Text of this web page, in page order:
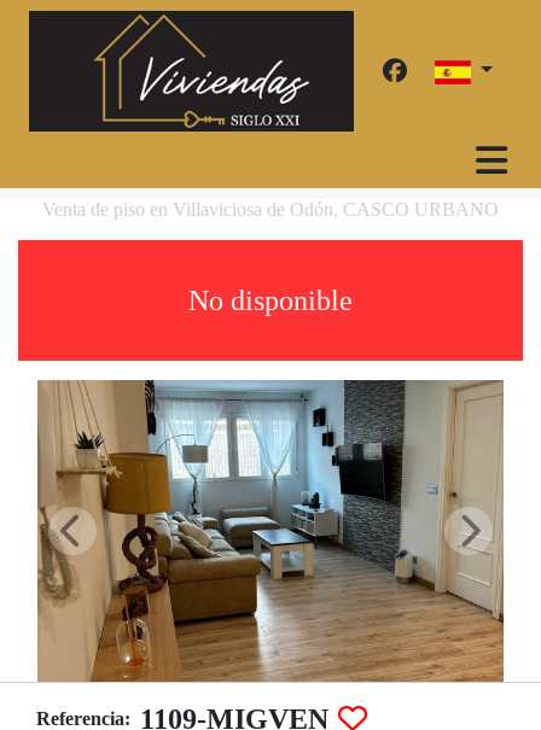
Venta de piso en Villaviciosa de Odón, CASCO URBANO
No disponible
Referencia:
1109-MIGVEN